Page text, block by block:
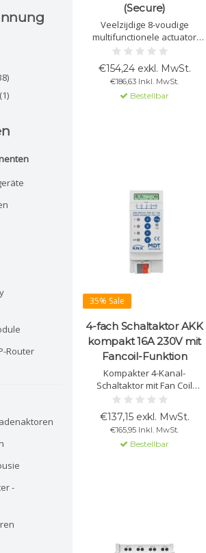
(1)
Router
-
(Secure)
Veelzijdige 8-voudige
multifunctionele actuator
voor schakelen, jaloezieën,
ventilatie, geschikt voor 10A.
Configuratie per kanaal met
KNX-Secure.
€154,24 exkl. MwSt.
€186,63 Inkl. MwSt.
Bestellbar
35% Sale
4-fach Schaltaktor AKK
kompakt 16A 230V mit
Fancoil-Funktion
Kompakter 4-Kanal-
Schaltaktor mit Fan Coil
Funktion. Unterstützt 3-/4-
Gang-Lüfter, 2-/4-Rohr-
Systeme, automatische
Steuerung, Tag-/Nachtmodus
und Notbetrieb. Geeignet für
€137,15 exkl. MwSt.
€165,95 Inkl. MwSt.
Bestellbar